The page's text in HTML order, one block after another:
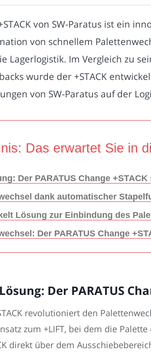
von SW-Paratus ist ein
von schnellem
Lagerlogistik. Im Vergleich zu
wurde der +STACK
von SW-Paratus auf der
Das erwartet Sie in
Der PARATUS Change
dank automatischer
Lösung zur Einbindung des
Der PARATUS Change
Der PARATUS
revolutioniert den
zum +LIFT, bei dem die
direkt über dem